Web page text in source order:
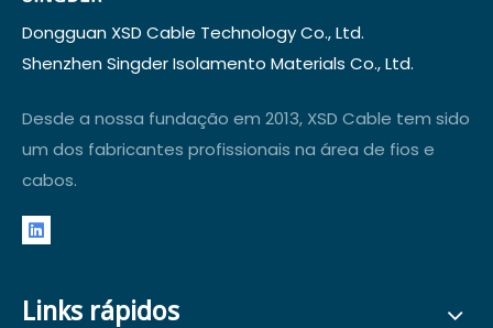
Dongguan XSD Cable Technology Co., Ltd.
Shenzhen Singder Isolamento Materials Co., Ltd.
Desde a nossa fundação em 2013, XSD Cable tem sido
um dos fabricantes profissionais na área de fios e
cabos.
Links rápidos